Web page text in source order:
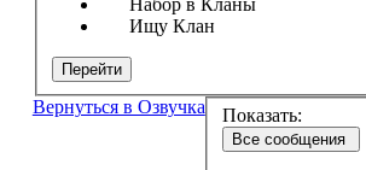
Ищу Клан
Перейти
Вернуться в Озвучка Показать:
Все сообщения